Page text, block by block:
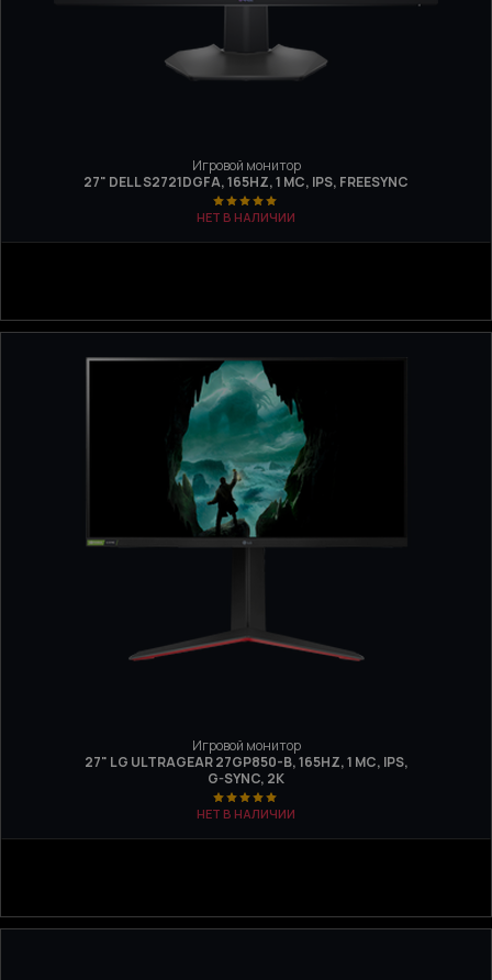
Игровой монитор
27" DELL S2721DGFA, 165HZ, 1 МС, IPS, FREESYNC
НЕТ В НАЛИЧИИ
Игровой монитор
27" LG ULTRAGEAR 27GP850-B, 165HZ, 1 МС, IPS,
G-SYNC, 2K
НЕТ В НАЛИЧИИ